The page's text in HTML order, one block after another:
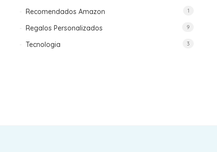
Recomendados Amazon 1
Regalos Personalizados 9
Tecnologia 3